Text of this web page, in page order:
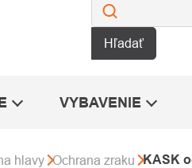
Hľadať
VYBAVENIE
hlavy Ochrana zraku KASK